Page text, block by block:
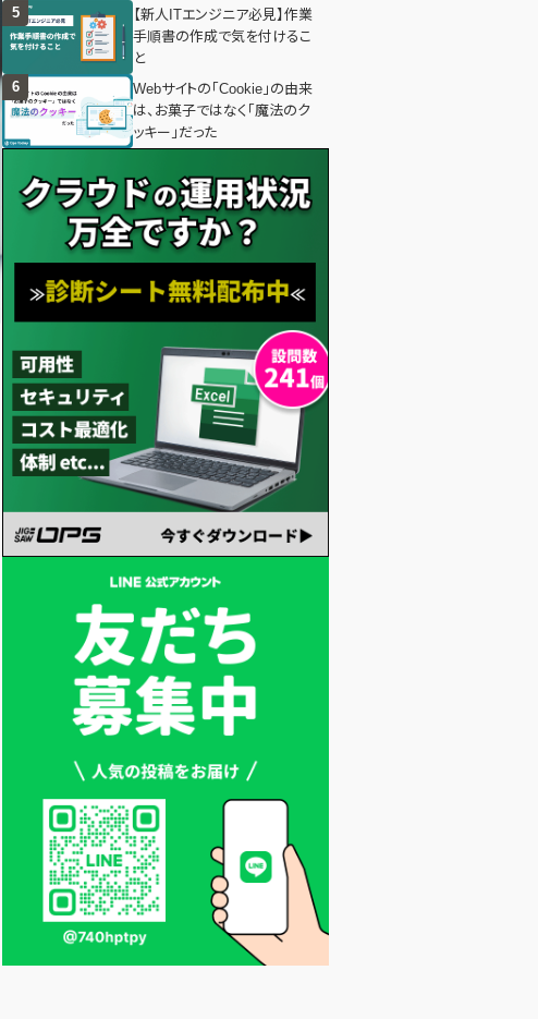
【新人ITエンジニア必見】作業
手順書の作成で気を付けるこ
と
Webサイトの「Cookie」の由来
は、お菓子ではなく「魔法のク
ッキー」だった